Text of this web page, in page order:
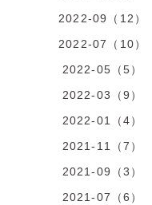
2022-09（12）
2022-07（10）
2022-05（5）
2022-03（9）
2022-01（4）
2021-11（7）
2021-09（3）
2021-07（6）